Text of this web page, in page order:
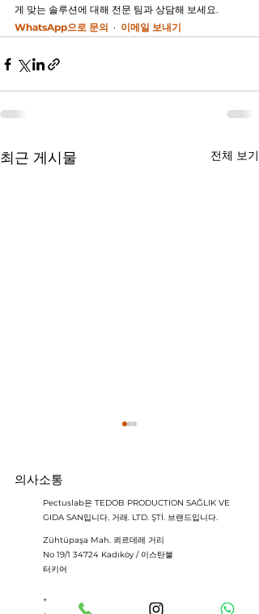
게 맞는 솔루션에 대해 전문 팀과 상담해 보세요.
WhatsApp으로 문의
  ·
이메일 보내기
최근 게시물 전체 보기
오목가슴 중증도는 어떻게
평가할까? 할러 지수 등 임
상 지표 정리
의사소통
Pectuslab은 TEDOB PRODUCTION SAĞLIK VE
GIDA SAN입니다. 거래. LTD. ŞTİ. 브랜드입니다.
Zühtüpaşa Mah. 쾨르데레 거리
No 19/1 34724 Kadıköy / 이스탄불
터키어
+90 (541) 427 52 52